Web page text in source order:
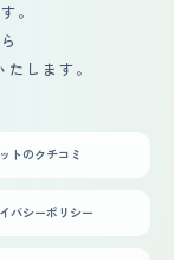
がいたので
悩んだ末お迎
ままではガス
い家の中を探
。
します。
トのクチコミ
バシーポリシー